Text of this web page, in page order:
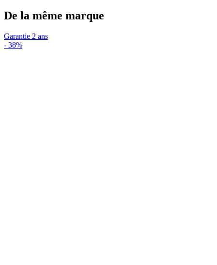
De la même marque
Garantie 2 ans
- 38%